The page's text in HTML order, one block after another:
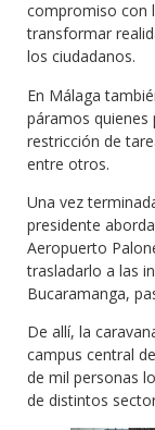
compromiso con
transformar
los ciudadanos.
En Málaga
páramos quienes
restricción de
entre otros.
Una vez
presidente
Aeropuerto
trasladarlo a las
Bucaramanga,
De allí, la
campus central
de mil personas
de distintos